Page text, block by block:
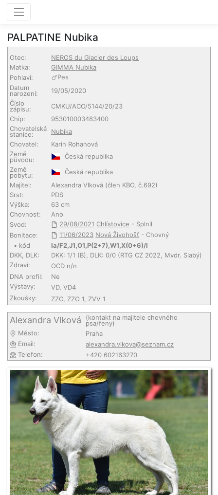
PALPATINE Nubika
Otec:
NEROS du Glacier des Loups
Matka:
GIMMA Nubika
Pohlaví:
Pes
Datum
narození:
19/05/2020
Číslo
zápisu:
CMKU/ACO/5144/20/23
Chip:
953010003483400
Chovatelská
stanice:
Nubika
Chovatel:
Karin Rohanová
Země
původu:
Česká republika
Země
pobytu:
Česká republika
Majitel:
Alexandra Vlková (člen KBO, č.692)
Srst:
PDS
Výška:
63 cm
Chovnost:
Ano
Svod:
29/08/2021 Chlístovice - Splnil
Bonitace:
11/06/2023 Nová Živohošť - Chovný
• kód
Ia/F2,J1,O1,P(2+7),W1,X(0+6)/I
DKK, DLK:
DKK: 1/1 (B), DLK: 0/0 (RTG CZ 2022, Mvdr. Slabý)
Zdraví:
OCD n/n
DNA profil:
Ne
Výstavy:
VD, VD4
Zkoušky:
ZZO, ZZO 1, ZVV 1
Alexandra Vlková (kontakt na majitele chovného
psa/feny)
Město:
Praha
Email:
alexandra.vlkova@seznam.cz
Telefon:
+420 602163270